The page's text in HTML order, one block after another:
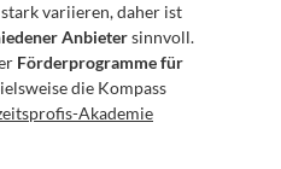
variieren, daher ist
Anbieter sinnvoll.
Förderprogramme für
die Kompass
Akademie